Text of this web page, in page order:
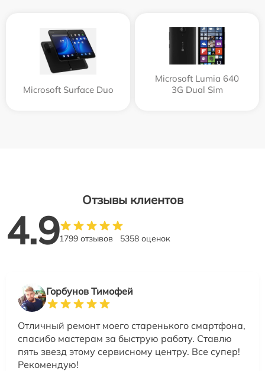
Microsoft Surface Duo
Microsoft Lumia 640
3G Dual Sim
Отзывы клиентов
4.91799 отзывов 5358 оценок
Горбунов Тимофей
Отличный ремонт моего старенького смартфона,
спасибо мастерам за быструю работу. Ставлю
пять звезд этому сервисному центру. Все супер!
Рекомендую!